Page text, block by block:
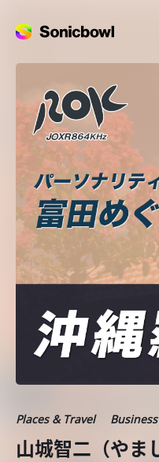
Places & Travel Business
山城智二（やま